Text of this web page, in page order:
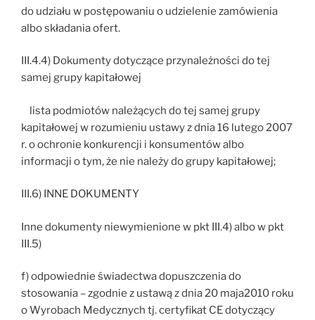
do udziału w postępowaniu o udzielenie zamówienia
albo składania ofert.
III.4.4) Dokumenty dotyczące przynależności do tej
samej grupy kapitałowej
lista podmiotów należących do tej samej grupy
kapitałowej w rozumieniu ustawy z dnia 16 lutego 2007
r. o ochronie konkurencji i konsumentów albo
informacji o tym, że nie należy do grupy kapitałowej;
III.6) INNE DOKUMENTY
Inne dokumenty niewymienione w pkt III.4) albo w pkt
III.5)
f) odpowiednie świadectwa dopuszczenia do
stosowania – zgodnie z ustawą z dnia 20 maja2010 roku
o Wyrobach Medycznych tj. certyfikat CE dotyczący